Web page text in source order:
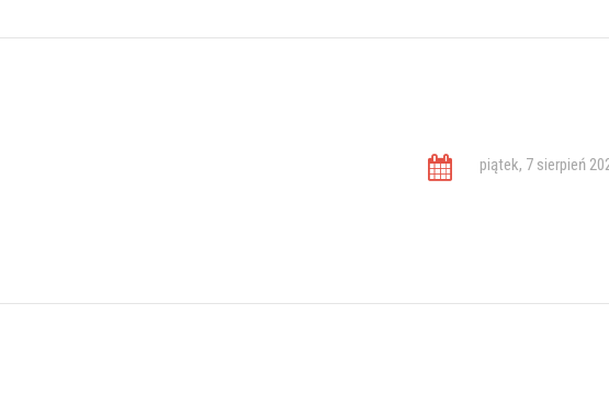
piątek, 7 sierpień